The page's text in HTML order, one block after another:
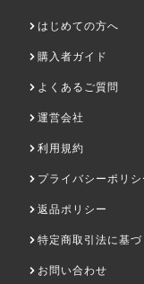
はじめての方へ
購入者ガイド
よくあるご質問
運営会社
利用規約
プライバシーポリシ
返品ポリシー
特定商取引法に基
お問い合わせ